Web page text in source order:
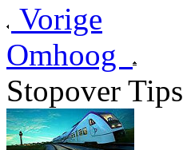
Vorige
Omhoog
Stopover Tips